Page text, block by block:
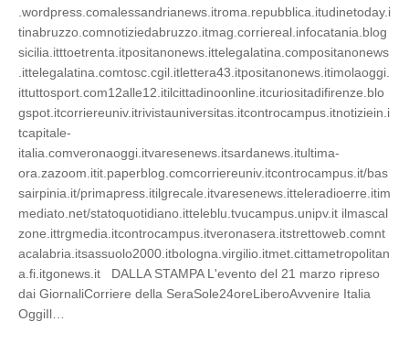
.wordpress.comalessandrianews.itroma.repubblica.itudinetoday.i
tinabruzzo.comnotiziedabruzzo.itmag.corriereal.infocatania.blog
sicilia.itttoetrenta.itpositanonews.ittelegalatina.compositanonews
.ittelegalatina.comtosc.cgil.itlettera43.itpositanonews.itimolaoggi.
ittuttosport.com12alle12.itilcittadinoonline.itcuriositadifirenze.blo
gspot.itcorriereuniv.itrivistauniversitas.itcontrocampus.itnotiziein.i
tcapitale-
italia.comveronaoggi.itvaresenews.itsardanews.itultima-
ora.zazoom.itit.paperblog.comcorriereuniv.itcontrocampus.it/bas
sairpinia.it/primapress.itilgrecale.itvaresenews.itteleradioerre.itim
mediato.net/statoquotidiano.itteleblu.tvucampus.unipv.it ilmascal
zone.ittrgmedia.itcontrocampus.itveronasera.itstrettoweb.comnt
acalabria.itsassuolo2000.itbologna.virgilio.itmet.cittametropolitan
a.fi.itgonews.it DALLA STAMPA L'evento del 21 marzo ripreso
dai GiornaliCorriere della SeraSole24oreLiberoAvvenire Italia
OggiIl…